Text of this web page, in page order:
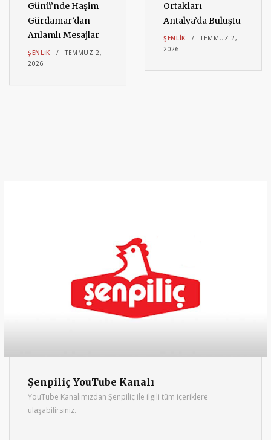
Günü’nde Haşim
Gürdamar’dan
Anlamlı Mesajlar
ŞENLIK
TEMMUZ 2,
2026
Ortakları
Antalya’da Buluştu
ŞENLIK
TEMMUZ 2,
2026
Şenpiliç YouTube Kanalı
YouTube Kanalımızdan Şenpiliç ile ilgili tüm içeriklere
ulaşabilirsiniz.